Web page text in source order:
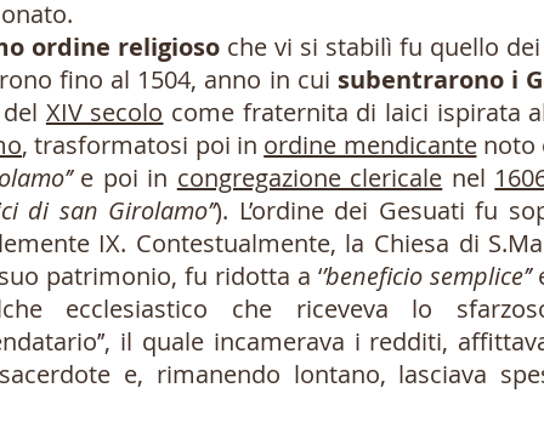
ordine religioso che vi si stabilì fu quello
fino al 1504, anno in cui subentrarono i
XIV secolo come fraternita di laici ispirata
, trasformatosi poi in ordine mendicantenoto
e poi in congregazione clericale nel
di san Girolamo’’). L’ordine dei Gesuati fu
IX. Contestualmente, la Chiesa di
patrimonio, fu ridotta a ‘’beneficio semplice’’
ecclesiastico che riceveva lo
il quale incamerava i redditi,
e, rimanendo lontano, lasciava